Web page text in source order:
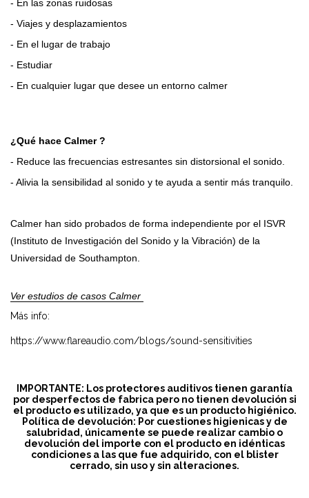
- En las zonas ruidosas
- Viajes y desplazamientos
- En el lugar de trabajo
- Estudiar
- En cualquier lugar que desee un entorno calmer
¿Qué hace Calmer ?
- Reduce las frecuencias estresantes sin distorsional el sonido.
- Alivia la sensibilidad al sonido y te ayuda a sentir más tranquilo.
Calmer han sido probados de forma independiente por el ISVR
(Instituto de Investigación del Sonido y la Vibración) de la
Universidad de Southampton.
Ver estudios de casos Calmer
Más info:
https://www.flareaudio.com/blogs/sound-sensitivities
IMPORTANTE: Los protectores auditivos tienen garantía
por desperfectos de fabrica pero no tienen devolución si
el producto es utilizado, ya que es un producto higiénico.
Política de devolución: Por cuestiones higienicas y de
salubridad, únicamente se puede realizar cambio o
devolución del importe con el producto en idénticas
condiciones a las que fue adquirido, con el blister
cerrado, sin uso y sin alteraciones.